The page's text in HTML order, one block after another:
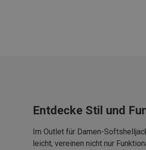
Entdecke Stil und
Im Outlet für Damen-
leicht, vereinen nicht nur